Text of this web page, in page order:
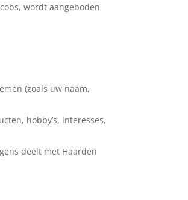
wordt aangeboden
(zoals uw naam,
hobby’s, interesses,
deelt met Haarden